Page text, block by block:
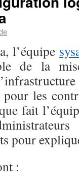
l’équipe
de la
les
fait
pour
: